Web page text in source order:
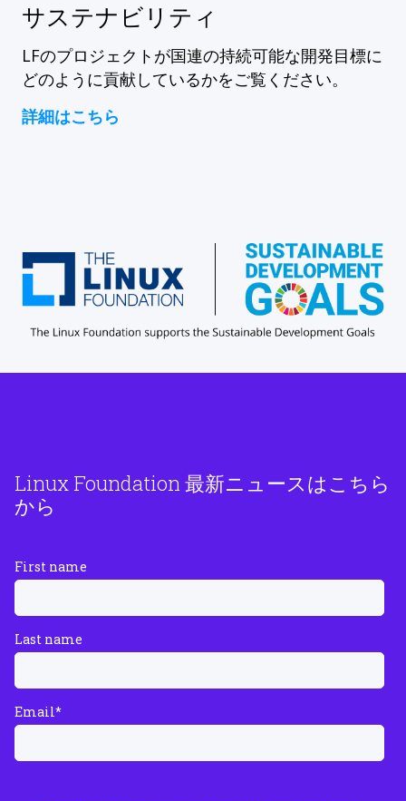
サステナビリティ
LFのプロジェクトが国連の持続可能な開発目標に
どのように貢献しているかをご覧ください。
詳細はこちら
Linux Foundation 最新ニュースはこちら
から
First name
Last name
Email*